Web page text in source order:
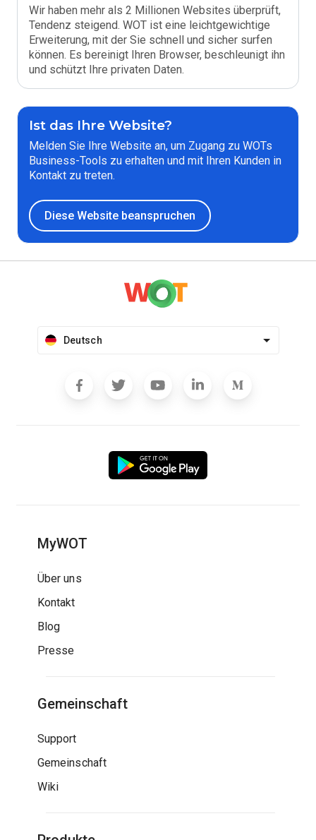
Wir haben mehr als 2 Millionen Websites überprüft,
Tendenz steigend. WOT ist eine leichtgewichtige
Erweiterung, mit der Sie schnell und sicher surfen
können. Es bereinigt Ihren Browser, beschleunigt ihn
und schützt Ihre privaten Daten.
Ist das Ihre Website?
Melden Sie Ihre Website an, um Zugang zu WOTs
Business-Tools zu erhalten und mit Ihren Kunden in
Kontakt zu treten.
Diese Website beanspruchen
Deutsch
MyWOT
Über uns
Kontakt
Blog
Presse
Gemeinschaft
Support
Gemeinschaft
Wiki